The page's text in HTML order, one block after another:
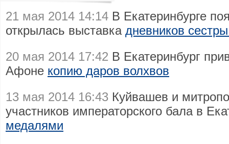
21 мая 2014 14:14 В Екатеринбурге
открылась выставка дневников
20 мая 2014 17:42 В Екатеринбург
Афоне копию даров волхвов
13 мая 2014 16:43 Куйвашев и
участников императорского бала в
медалями